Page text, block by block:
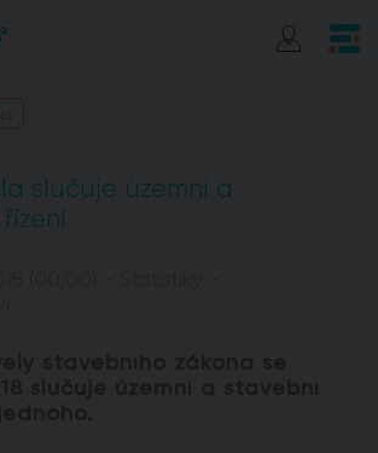
slučuje územní a
(00:00) - Statistiky -